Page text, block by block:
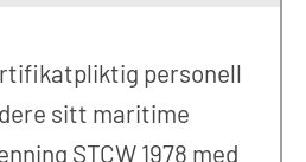
personell
sitt maritime
STCW 1978 med